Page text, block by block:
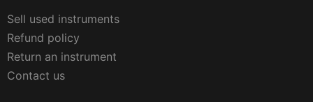
Sell used instruments
Refund policy
Return an instrument
Contact us